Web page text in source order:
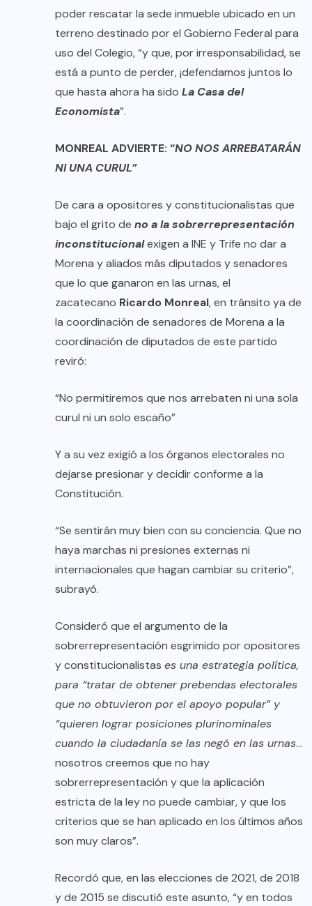
poder rescatar la sede inmueble ubicado en un
terreno destinado por el Gobierno Federal para
uso del Colegio, “y que, por irresponsabilidad, se
está a punto de perder, ¡defendamos juntos lo
que hasta ahora ha sido La Casa del
Economista”.
MONREAL ADVIERTE: “NO NOS ARREBATARÁN
NI UNA CURUL”
De cara a opositores y constitucionalistas que
bajo el grito de no a la sobrerrepresentación
inconstitucionalexigen a INE y Trife no dar a
Morena y aliados más diputados y senadores
que lo que ganaron en las urnas, el
zacatecano Ricardo Monreal, en tránsito ya de
la coordinación de senadores de Morena a la
coordinación de diputados de este partido
reviró:
“No permitiremos que nos arrebaten ni una sola
curul ni un solo escaño”
Y a su vez exigió a los órganos electorales no
dejarse presionar y decidir conforme a la
Constitución.
“Se sentirán muy bien con su conciencia. Que no
haya marchas ni presiones externas ni
internacionales que hagan cambiar su criterio”,
subrayó.
Consideró que el argumento de la
sobrerrepresentación esgrimido por opositores
y constitucionalistas es una estrategia política,
para “tratar de obtener prebendas electorales
que no obtuvieron por el apoyo popular” y
“quieren lograr posiciones plurinominales
cuando la ciudadanía se las negó en las urnas…
nosotros creemos que no hay
sobrerrepresentación y que la aplicación
estricta de la ley no puede cambiar, y que los
criterios que se han aplicado en los últimos años
son muy claros”.
Recordó que, en las elecciones de 2021, de 2018
y de 2015 se discutió este asunto, “y en todos